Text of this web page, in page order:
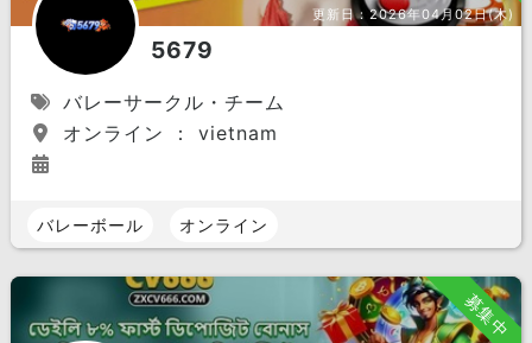
更新日：2026年04月02日(木)
5679
バレーサークル・チーム
オンライン ： vietnam
バレーボール オンライン
募集中